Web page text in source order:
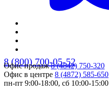
8 (800) 700-05-52
Офис продаж8 (4842) 750-320
Офис в центре 8 (4872) 585-650
пн-пт 9:00-18:00, сб 10:00-15:00